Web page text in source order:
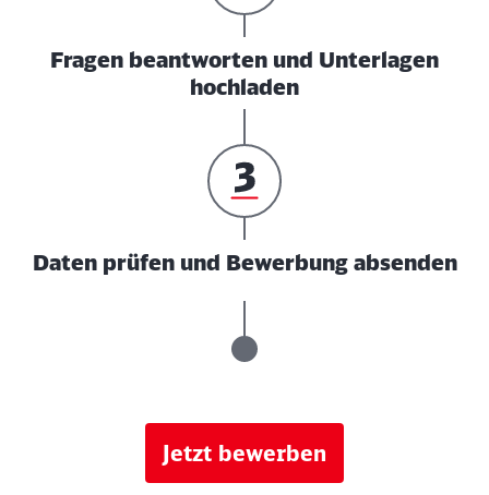
Fragen beantworten und Unterlagen
hochladen
Daten prüfen und Bewerbung absenden
Jetzt bewerben